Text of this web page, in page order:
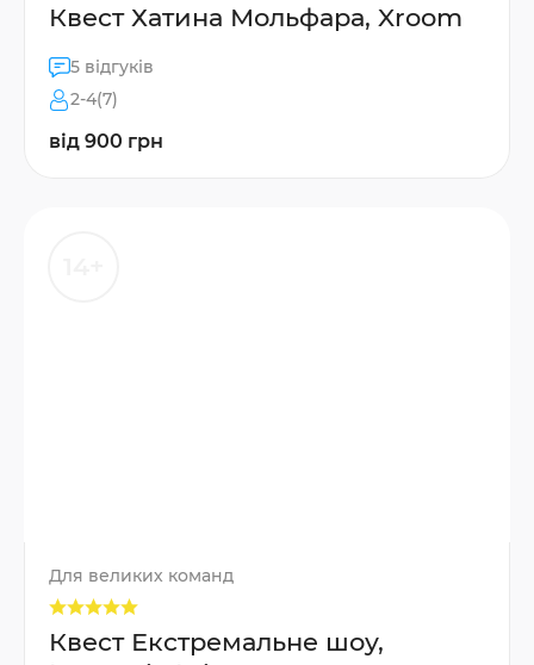
Квест Хатина Мольфара, Xroom
5 відгуків
2-4(7)
від 900 грн
Для великих команд
Квест Екстремальне шоу,